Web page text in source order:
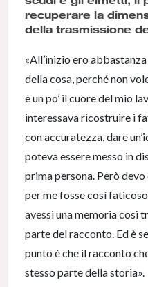
recuperare la
della trasmissione
«All’inizio ero
della cosa, perché non
è un po’ il cuore del mio
interessava ricostruire i
con accuratezza, dare
poteva essere messo in
prima persona. Però
per me fosse così
avessi una memoria così
parte del racconto. Ed è
punto è che il racconto
stesso parte della storia».